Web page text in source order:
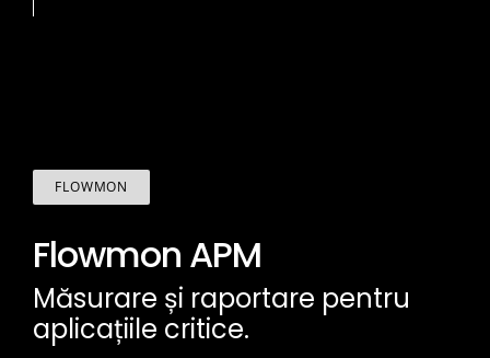
FLOWMON
Flowmon APM
Măsurare și raportare pentru
aplicațiile critice.